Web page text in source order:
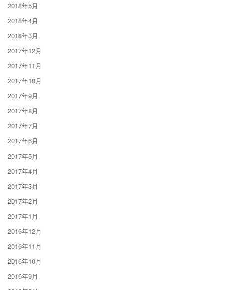
2018年5月
2018年4月
2018年3月
2017年12月
2017年11月
2017年10月
2017年9月
2017年8月
2017年7月
2017年6月
2017年5月
2017年4月
2017年3月
2017年2月
2017年1月
2016年12月
2016年11月
2016年10月
2016年9月